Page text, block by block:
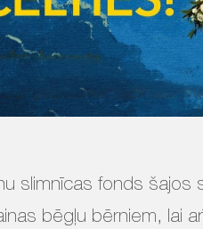
slimnīcas fonds šajos
bēgļu bērniem, lai